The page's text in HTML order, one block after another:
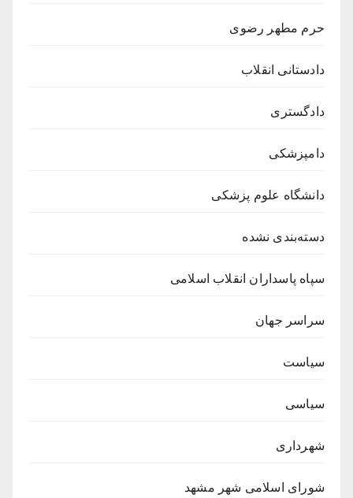
حرم مطهر رضوی
دادستانی انقلاب
دادگستری
دامپزشکی
دانشگاه علوم پزشکی
دسته‌بندی نشده
سپاه پاسداران انقلاب اسلامی
سراسر جهان
سیاست
سیاسی
شهرداری
شورای اسلامی شهر مشهد